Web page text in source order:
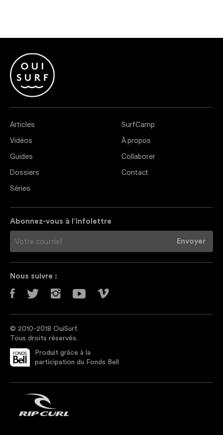
Articles
Vidéos
Guides
Dossiers
Séries
SurfCamp
À propos
Collaborer
Contact
Abonnez-vous à l’infolettre
Nous suivre :
© 2010-2018 OuiSurf.
Tous droits réservés.
Produit grâce à la
participation du Fonds Bell